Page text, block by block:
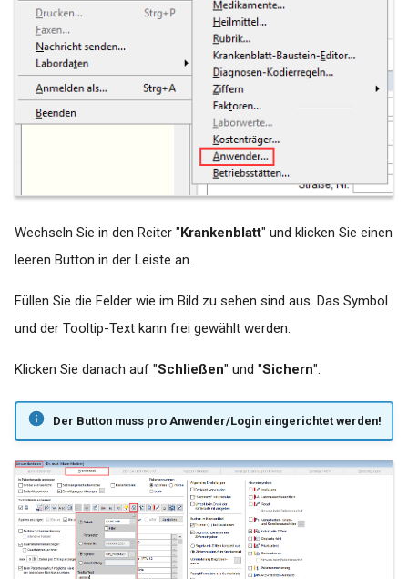
Wechseln Sie in den Reiter "Krankenblatt" und klicken Sie einen
leeren Button in der Leiste an.
Füllen Sie die Felder wie im Bild zu sehen sind aus. Das Symbol
und der Tooltip-Text kann frei gewählt werden.
Klicken Sie danach auf "Schließen" und "Sichern".
Der Button muss pro Anwender/Login eingerichtet werden!